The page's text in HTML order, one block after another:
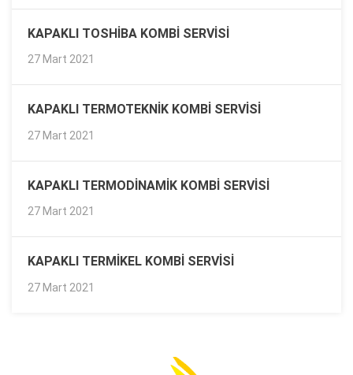
KAPAKLI TOSHIBA KOMBI SERVISI
27 Mart 2021
KAPAKLI TERMOTEKNIK KOMBI SERVISI
27 Mart 2021
KAPAKLI TERMODINAMIK KOMBI SERVISI
27 Mart 2021
KAPAKLI TERMIKEL KOMBI SERVISI
27 Mart 2021